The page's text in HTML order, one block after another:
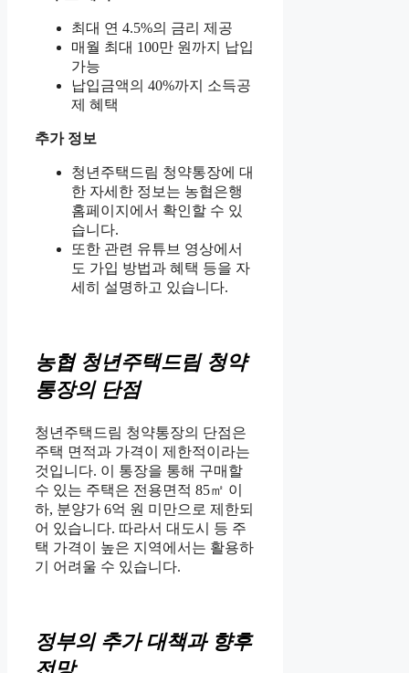
최대 연 4.5%의 금리 제공
매월 최대 100만 원까지 납입
가능
납입금액의 40%까지 소득공
제 혜택
추가 정보
청년주택드림 청약통장에 대
한 자세한 정보는 농협은행
홈페이지에서 확인할 수 있
습니다.
또한 관련 유튜브 영상에서
도 가입 방법과 혜택 등을 자
세히 설명하고 있습니다.
농협 청년주택드림 청약
통장의 단점
청년주택드림 청약통장의 단점은
주택 면적과 가격이 제한적이라는
것입니다. 이 통장을 통해 구매할
수 있는 주택은 전용면적 85㎡ 이
하, 분양가 6억 원 미만으로 제한되
어 있습니다. 따라서 대도시 등 주
택 가격이 높은 지역에서는 활용하
기 어려울 수 있습니다.
정부의 추가 대책과 향후